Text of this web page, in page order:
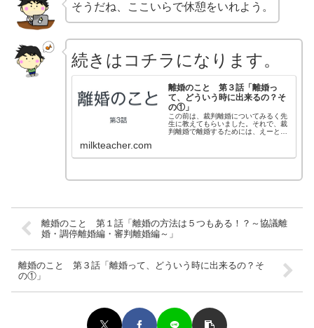
そうだね、ここいらで休憩をいれよう。
続きはコチラになります。
離婚のこと 第３話「離婚っ
て、どういう時に出来るの？そ
の①」
この前は、裁判離婚についてみるく先
生に教えてもらいました。それで、裁
判離婚で離婚するためには、えーと、
milkteacher.com
離婚のこと 第１話「離婚の方法は５つもある！？～協議離
婚・調停離婚編・審判離婚編～」
離婚のこと 第３話「離婚って、どういう時に出来るの？そ
の①」